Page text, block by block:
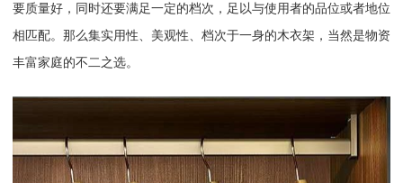
要质量好，同时还要满足一定的档次，足以与使用者的品位或者地位
相匹配。那么集实用性、美观性、档次于一身的木衣架，当然是物资
丰富家庭的不二之选。